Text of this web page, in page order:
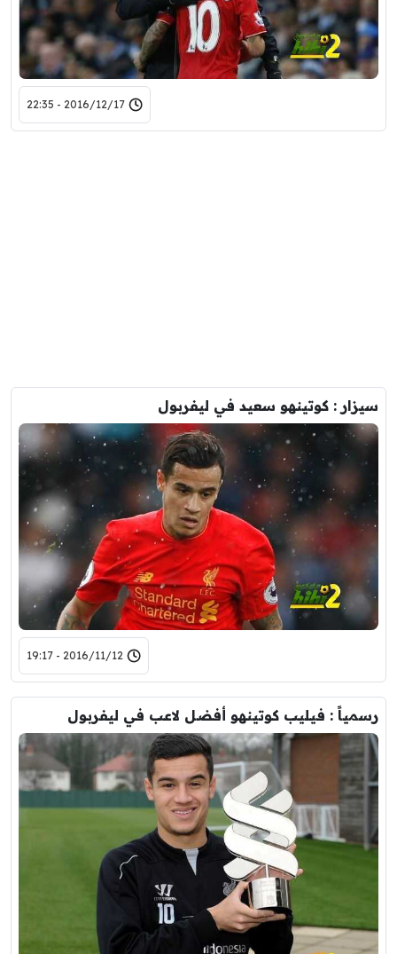
2016/12/17 - 22:35
سيزار : كوتينهو سعيد في ليفربول
2016/11/12 - 19:17
رسمياً : فيليب كوتينهو أفضل لاعب في ليفربول